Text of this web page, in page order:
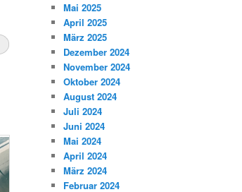
Mai 2025
April 2025
März 2025
Dezember 2024
November 2024
Oktober 2024
August 2024
Juli 2024
Juni 2024
Mai 2024
April 2024
März 2024
Februar 2024